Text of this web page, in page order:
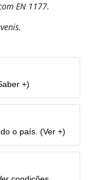
EN 1177.
+)
o país. (Ver +)